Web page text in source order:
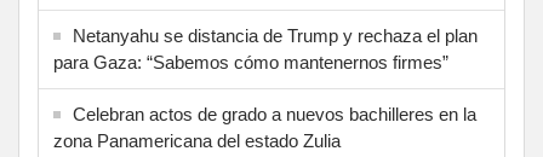
Netanyahu se distancia de Trump y rechaza el plan
para Gaza: “Sabemos cómo mantenernos firmes”
Celebran actos de grado a nuevos bachilleres en la
zona Panamericana del estado Zulia